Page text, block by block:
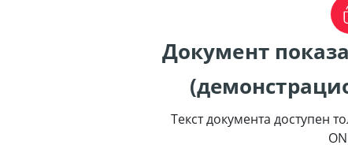
Документ
Текст документа доступен